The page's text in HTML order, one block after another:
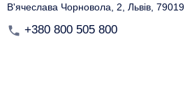
В'ячеслава Чорновола, 2, Львів, 79019
+380 800 505 800